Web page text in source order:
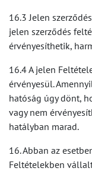
16.3 Jelen
jelen szerződés
érvényesíthetik,
16.4 A jelen
érvényesül.
hatóság úgy dönt,
vagy nem
hatályban marad.
16. Abban az
Feltételekben